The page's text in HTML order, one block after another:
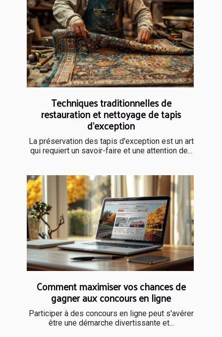
Techniques traditionnelles de
restauration et nettoyage de tapis
d'exception
La préservation des tapis d'exception est un art
qui requiert un savoir-faire et une attention de...
Comment maximiser vos chances de
gagner aux concours en ligne
Participer à des concours en ligne peut s'avérer
être une démarche divertissante et...